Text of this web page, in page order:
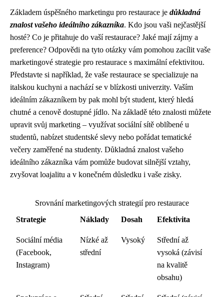
Základem úspěšného marketingu pro restaurace je důkladná
znalost vašeho ideálního zákazníka. Kdo jsou vaši nejčastější
hosté? Co je přitahuje do vaší restaurace? Jaké mají zájmy a
preference? Odpovědi na tyto otázky vám pomohou zacílit vaše
marketingové strategie pro restaurace s maximální efektivitou.
Představte si například, že vaše restaurace se specializuje na
italskou kuchyni a nachází se v blízkosti univerzity. Vaším
ideálním zákazníkem by pak mohl být student, který hledá
chutné a cenově dostupné jídlo. Na základě této znalosti můžete
upravit svůj marketing – využívat sociální sítě oblíbené u
studentů, nabízet studentské slevy nebo pořádat tematické
večery zaměřené na studenty. Důkladná znalost vašeho
ideálního zákazníka vám pomůže budovat silnější vztahy,
zvyšovat loajalitu a v konečném důsledku i vaše zisky.
Srovnání marketingových strategií pro restaurace
Strategie
Náklady Dosah Efektivita
Sociální média
(Facebook,
Instagram)
Nízké až
střední
Vysoký
Střední až
vysoká (závisí
na kvalitě
obsahu)